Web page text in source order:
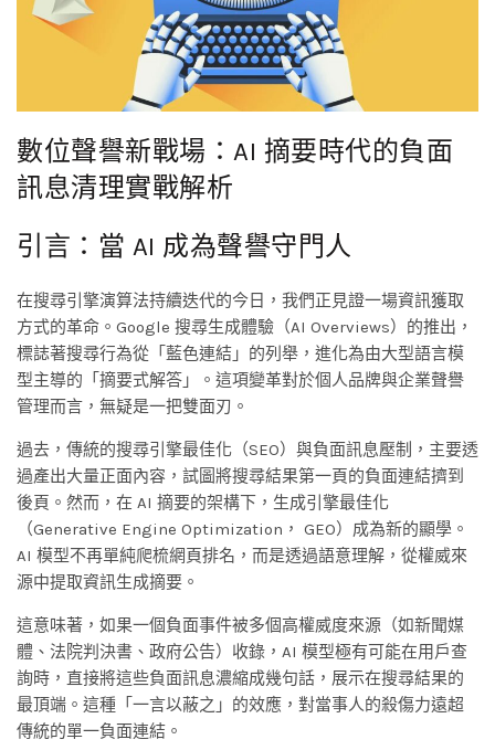
數位聲譽新戰場：AI 摘要時代的負面
訊息清理實戰解析
引言：當 AI 成為聲譽守門人
在搜尋引擎演算法持續迭代的今日，我們正見證一場資訊獲取
方式的革命。Google 搜尋生成體驗（AI Overviews）的推出，
標誌著搜尋行為從「藍色連結」的列舉，進化為由大型語言模
型主導的「摘要式解答」。這項變革對於個人品牌與企業聲譽
管理而言，無疑是一把雙面刃。
過去，傳統的搜尋引擎最佳化（SEO）與負面訊息壓制，主要透
過產出大量正面內容，試圖將搜尋結果第一頁的負面連結擠到
後頁。然而，在 AI 摘要的架構下，生成引擎最佳化
（Generative Engine Optimization， GEO）成為新的顯學。
AI 模型不再單純爬梳網頁排名，而是透過語意理解，從權威來
源中提取資訊生成摘要。
這意味著，如果一個負面事件被多個高權威度來源（如新聞媒
體、法院判決書、政府公告）收錄，AI 模型極有可能在用戶查
詢時，直接將這些負面訊息濃縮成幾句話，展示在搜尋結果的
最頂端。這種「一言以蔽之」的效應，對當事人的殺傷力遠超
傳統的單一負面連結。